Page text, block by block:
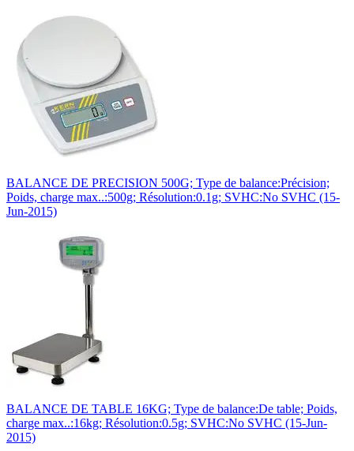
BALANCE DE PRECISION 500G; Type de balance:Précision;
Poids, charge max..:500g; Résolution:0.1g; SVHC:No SVHC (15-
Jun-2015)
BALANCE DE TABLE 16KG; Type de balance:De table; Poids,
charge max..:16kg; Résolution:0.5g; SVHC:No SVHC (15-Jun-
2015)